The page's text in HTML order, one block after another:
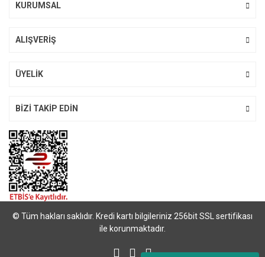
KURUMSAL
ALIŞVERİŞ
ÜYELİK
BİZİ TAKİP EDİN
© Tüm hakları saklıdır. Kredi kartı bilgileriniz 256bit SSL sertifikası
ile korunmaktadır.